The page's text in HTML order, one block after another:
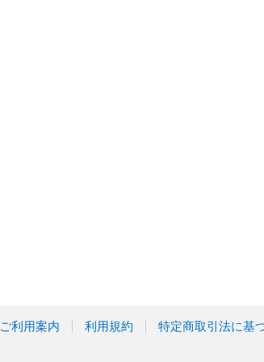
ご利用案内 利用規約 特定商取引法に基